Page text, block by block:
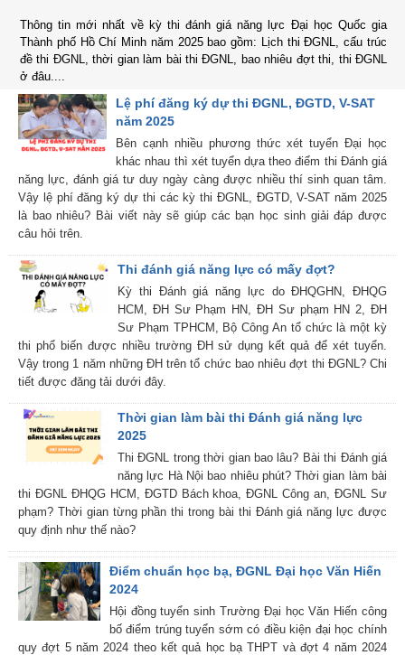
Thông tin mới nhất về kỳ thi đánh giá năng lực Đại học Quốc gia
Thành phố Hồ Chí Minh năm 2025 bao gồm: Lịch thi ĐGNL, cấu trúc
đề thi ĐGNL, thời gian làm bài thi ĐGNL, bao nhiêu đợt thi, thi ĐGNL
ở đâu....
Lệ phí đăng ký dự thi ĐGNL, ĐGTD, V-SAT
năm 2025
Bên cạnh nhiều phương thức xét tuyển Đại học
khác nhau thì xét tuyển dựa theo điểm thi Đánh giá
năng lực, đánh giá tư duy ngày càng được nhiều thí sinh quan tâm.
Vậy lệ phí đăng ký dự thi các kỳ thi ĐGNL, ĐGTD, V-SAT năm 2025
là bao nhiêu? Bài viết này sẽ giúp các bạn học sinh giải đáp được
câu hỏi trên.
Thi đánh giá năng lực có mấy đợt?
Kỳ thi Đánh giá năng lực do ĐHQGHN, ĐHQG
HCM, ĐH Sư Phạm HN, ĐH Sư phạm HN 2, ĐH
Sư Phạm TPHCM, Bộ Công An tổ chức là một kỳ
thi phổ biến được nhiều trường ĐH sử dụng kết quả để xét tuyển.
Vậy trong 1 năm những ĐH trên tổ chức bao nhiêu đợt thi ĐGNL? Chi
tiết được đăng tải dưới đây.
Thời gian làm bài thi Đánh giá năng lực
2025
Thi ĐGNL trong thời gian bao lâu? Bài thi Đánh giá
năng lực Hà Nội bao nhiêu phút? Thời gian làm bài
thi ĐGNL ĐHQG HCM, ĐGTD Bách khoa, ĐGNL Công an, ĐGNL Sư
phạm? Thời gian từng phần thi trong bài thi Đánh giá năng lực được
quy định như thế nào?
Điểm chuẩn học bạ, ĐGNL Đại học Văn Hiến
2024
Hội đồng tuyển sinh Trường Đại học Văn Hiến công
bố điểm trúng tuyển sớm có điều kiện đại học chính
quy đợt 5 năm 2024 theo kết quả học bạ THPT và đợt 4 năm 2024